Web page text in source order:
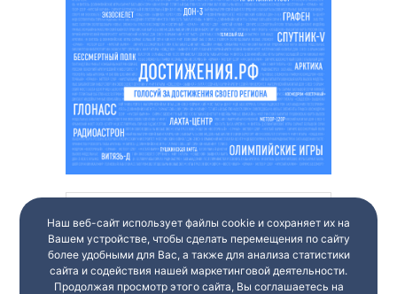
Наш веб-сайт использует файлы cookie и сохраняет их на
Вашем устройстве, чтобы сделать перемещения по сайту
более удобными для Вас, а также для анализа статистики
сайта и содействия нашей маркетинговой деятельности.
Продолжая просмотр этого сайта, Вы соглашаетесь на